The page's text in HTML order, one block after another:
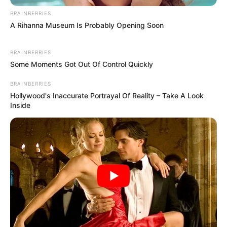
Por tanto, no existe un “tamaño ideal” o
“correcto”. Cada mujer es única y su cuerpo
responde de manera diferente.
La comparación: el enemigo
BRAINBERRIES
A Rihanna Museum Is Probably Opening Soon
BRAINBERRIES
Some Moments Got Out Of Control Quickly
BRAINBERRIES
Hollywood's Inaccurate Portrayal Of Reality – Take A Look
Inside